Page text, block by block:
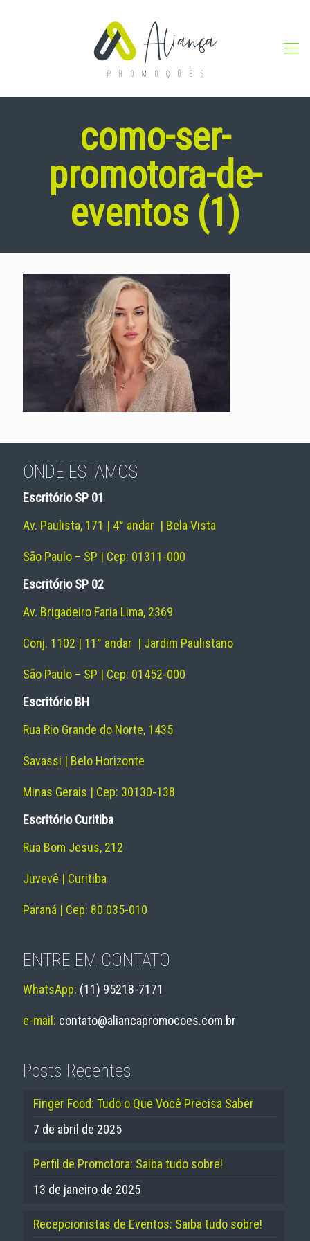
como-ser-
promotora-de-
eventos (1)
ONDE ESTAMOS
Escritório SP 01
Av. Paulista, 171 | 4° andar | Bela Vista
São Paulo – SP | Cep: 01311-000
Escritório SP 02
Av. Brigadeiro Faria Lima, 2369
Conj. 1102 | 11° andar | Jardim Paulistano
São Paulo – SP | Cep: 01452-000
Escritório BH
Rua Rio Grande do Norte, 1435
Savassi | Belo Horizonte
Minas Gerais | Cep: 30130-138
Escritório Curitiba
Rua Bom Jesus, 212
Juvevê | Curitiba
Paraná | Cep: 80.035-010
ENTRE EM CONTATO
WhatsApp: (11) 95218-7171
e-mail: contato@aliancapromocoes.com.br
Posts Recentes
Finger Food: Tudo o Que Você Precisa Saber
7 de abril de 2025
Perfil de Promotora: Saiba tudo sobre!
13 de janeiro de 2025
Recepcionistas de Eventos: Saiba tudo sobre!